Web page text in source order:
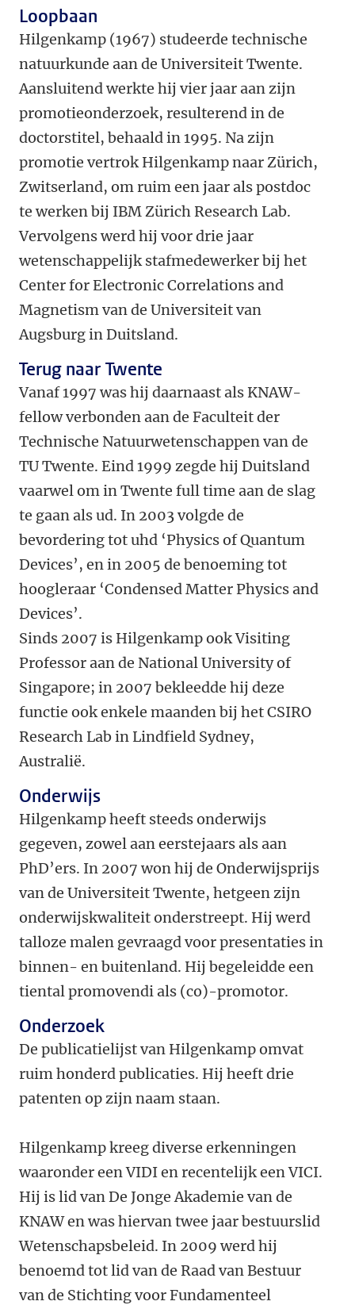
Loopbaan
Hilgenkamp (1967) studeerde technische
natuurkunde aan de Universiteit Twente.
Aansluitend werkte hij vier jaar aan zijn
promotieonderzoek, resulterend in de
doctorstitel, behaald in 1995. Na zijn
promotie vertrok Hilgenkamp naar Zürich,
Zwitserland, om ruim een jaar als postdoc
te werken bij IBM Zürich Research Lab.
Vervolgens werd hij voor drie jaar
wetenschappelijk stafmedewerker bij het
Center for Electronic Correlations and
Magnetism van de Universiteit van
Augsburg in Duitsland.
Terug naar Twente
Vanaf 1997 was hij daarnaast als KNAW-
fellow verbonden aan de Faculteit der
Technische Natuurwetenschappen van de
TU Twente. Eind 1999 zegde hij Duitsland
vaarwel om in Twente full time aan de slag
te gaan als ud. In 2003 volgde de
bevordering tot uhd ‘Physics of Quantum
Devices’, en in 2005 de benoeming tot
hoogleraar ‘Condensed Matter Physics and
Devices’.
Sinds 2007 is Hilgenkamp ook Visiting
Professor aan de National University of
Singapore; in 2007 bekleedde hij deze
functie ook enkele maanden bij het CSIRO
Research Lab in Lindfield Sydney,
Australië.
Onderwijs
Hilgenkamp heeft steeds onderwijs
gegeven, zowel aan eerstejaars als aan
PhD’ers. In 2007 won hij de Onderwijsprijs
van de Universiteit Twente, hetgeen zijn
onderwijskwaliteit onderstreept. Hij werd
talloze malen gevraagd voor presentaties in
binnen- en buitenland. Hij begeleidde een
tiental promovendi als (co)-promotor.
Onderzoek
De publicatielijst van Hilgenkamp omvat
ruim honderd publicaties. Hij heeft drie
patenten op zijn naam staan.
Hilgenkamp kreeg diverse erkenningen
waaronder een VIDI en recentelijk een VICI.
Hij is lid van De Jonge Akademie van de
KNAW en was hiervan twee jaar bestuurslid
Wetenschapsbeleid. In 2009 werd hij
benoemd tot lid van de Raad van Bestuur
van de Stichting voor Fundamenteel